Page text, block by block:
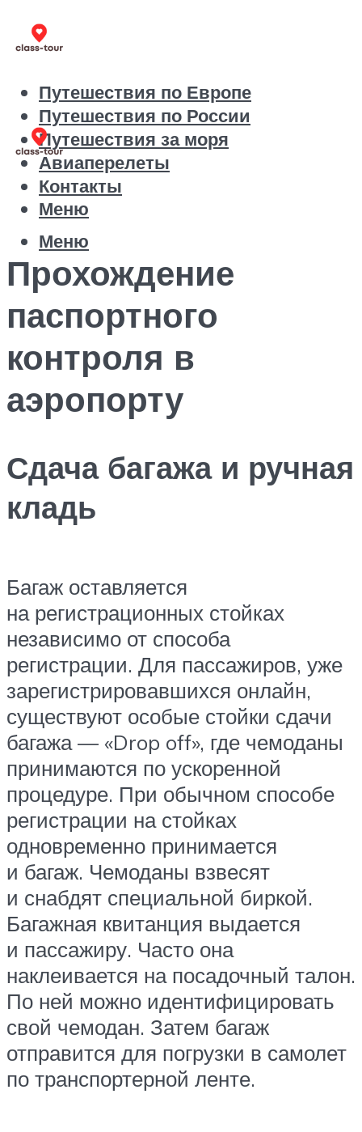
Путешествия по Европе
Путешествия по России
Путешествия за моря
Авиаперелеты
Контакты
Меню
Меню
Прохождение
паспортного
контроля в
аэропорту
Сдача багажа и ручная
кладь
Багаж оставляется
на регистрационных стойках
независимо от способа
регистрации. Для пассажиров, уже
зарегистрировавшихся онлайн,
существуют особые стойки сдачи
багажа — «Drop off», где чемоданы
принимаются по ускоренной
процедуре. При обычном способе
регистрации на стойках
одновременно принимается
и багаж. Чемоданы взвесят
и снабдят специальной биркой.
Багажная квитанция выдается
и пассажиру. Часто она
наклеивается на посадочный талон.
По ней можно идентифицировать
свой чемодан. Затем багаж
отправится для погрузки в самолет
по транспортерной ленте.